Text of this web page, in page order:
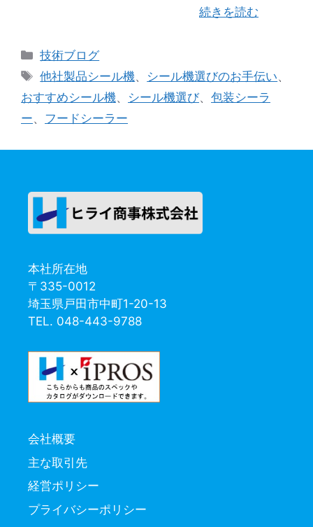
続きを読む
カ
テ
リ
ー
技術ブログ
タ
グ
他社製品シール機、 シール機選びのお手伝い、
おすすめシール機、 シール機選び、 包装シーラ
ー、 フードシーラー
本社所在地
〒335-0012
埼玉県戸田市中町1-20-13
TEL. 048-443-9788
会社概要
主な取引先
経営ポリシー
プライバシーポリシー